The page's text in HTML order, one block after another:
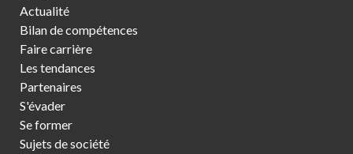
Actualité
Bilan de compétences
Faire carrière
Les tendances
Partenaires
S'évader
Se former
Sujets de société